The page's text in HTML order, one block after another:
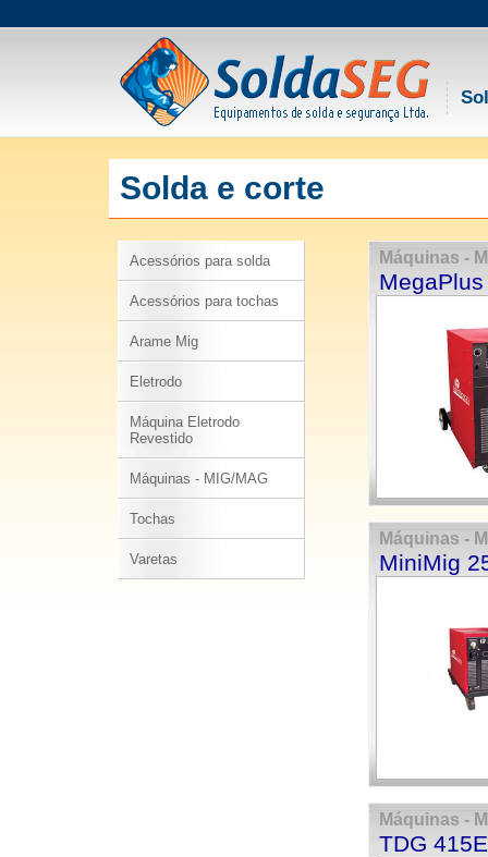
Solda e corte
Acessórios para solda
Acessórios para tochas
Arame Mig
Eletrodo
Máquina Eletrodo
Revestido
Máquinas - MIG/MAG
Tochas
Varetas
Máquinas -
Máquinas -
MiniMig
Máquinas -
TDG